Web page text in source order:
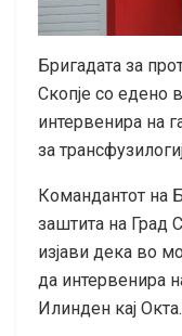
Бригадата за
Скопје со едено
интервенира на
за
Командантот на
заштита на Град
изјави дека во
да интервенира
Илинден кај Окта.